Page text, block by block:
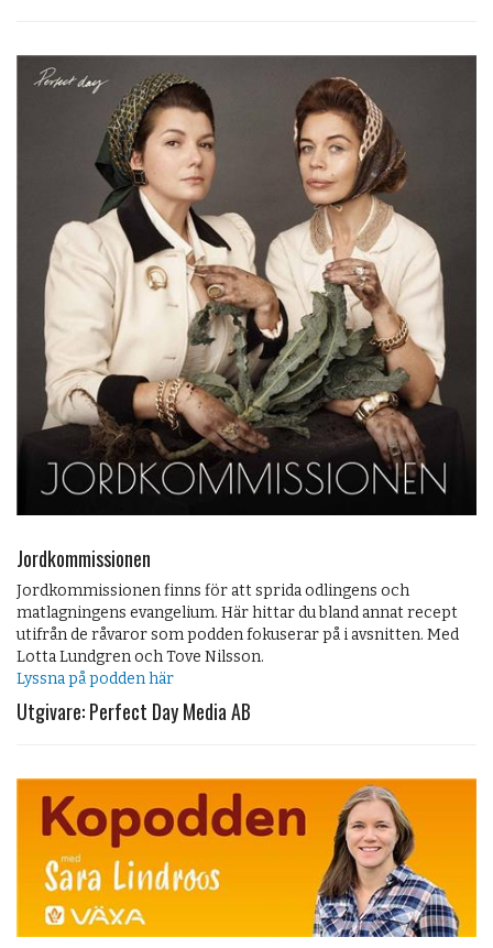
Jordkommissionen
Jordkommissionen finns för att sprida odlingens och
matlagningens evangelium. Här hittar du bland annat recept
utifrån de råvaror som podden fokuserar på i avsnitten. Med
Lotta Lundgren och Tove Nilsson.
Lyssna på podden här
Utgivare: Perfect Day Media AB